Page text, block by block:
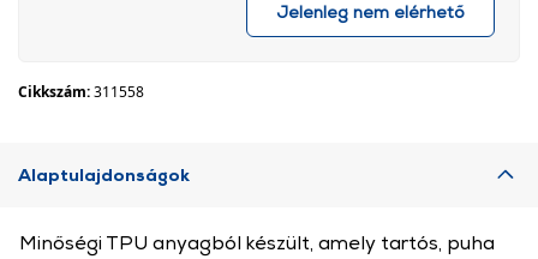
Jelenleg nem elérhető
Cikkszám:311558
Alaptulajdonságok
Minőségi TPU anyagból készült, amely tartós, puha